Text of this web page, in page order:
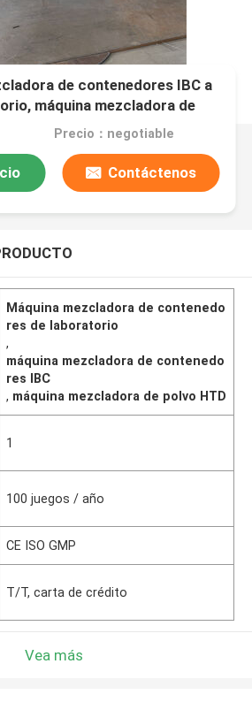
de contenedores IBC a
máquina mezcladora de
Precio：negotiable
Contáctenos
Máquina mezcladora de contenedo
res de laboratorio
,
máquina mezcladora de contenedo
res IBC
, máquina mezcladora de polvo HTD
1
100 juegos / año
CE ISO GMP
T/T, carta de crédito
Vea más